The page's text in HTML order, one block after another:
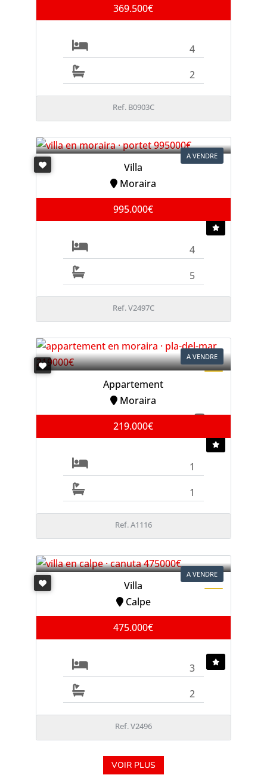
369.500€
4
2
Ref. B0903C
A VENDRE
Villa
Moraira
995.000€
4
5
Ref. V2497C
A VENDRE
Appartement
Moraira
219.000€
1
1
Ref. A1116
A VENDRE
Villa
Calpe
475.000€
3
2
Ref. V2496
VOIR PLUS